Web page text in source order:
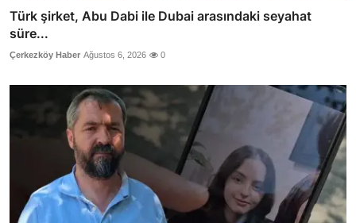
Türk şirket, Abu Dabi ile Dubai arasındaki seyahat
süre...
Çerkezköy Haber Ağustos 6, 2026 0